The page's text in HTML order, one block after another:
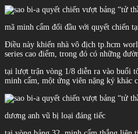
mã minh cẩm đối đầu với quyết chiến
Điều này khiến nhà vô địch tp.hcm
series cao điểm, trong đó có những
tại lượt trận vòng 1/8 diễn ra vào buổi
minh cẩm, một ứng viên nặng ký khác
dương anh vũ bị loại đáng tiếc